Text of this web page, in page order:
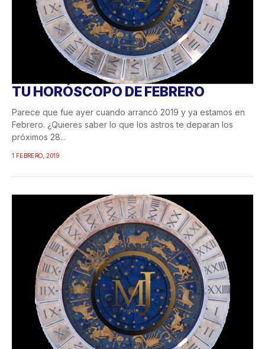
TU HORÓSCOPO DE FEBRERO
Parece que fue ayer cuando arrancó 2019 y ya estamos en
Febrero. ¿Quieres saber lo que los astros te deparan los
próximos 28...
1 FEBRERO, 2019